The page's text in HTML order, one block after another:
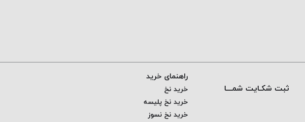
ثبت شکـایت شمـــا
راهنمای خرید
خرید نخ
خرید نخ پلیسه
خرید نخ نسوز